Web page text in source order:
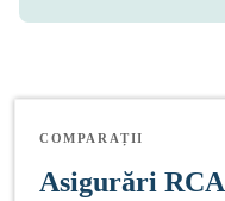
COMPARAȚII
Asigurări RCA